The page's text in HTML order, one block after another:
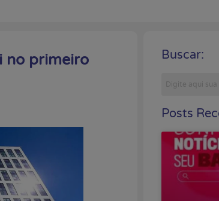
no primeiro
Buscar:
Posts